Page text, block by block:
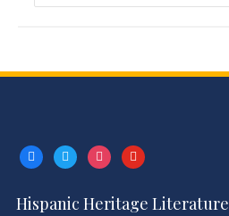
facebooktwitterinstagramyoutube
Hispanic Heritage Literature